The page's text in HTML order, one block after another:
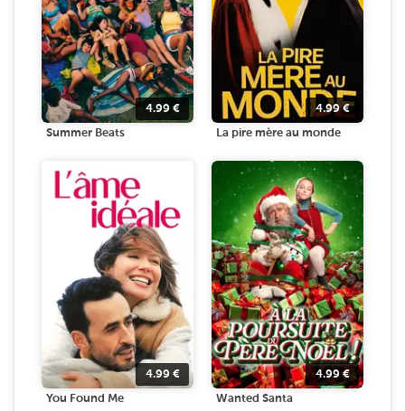
4.99 €
Summer Beats
4.99€
La pire mère au monde
4.99 €
You Found Me
4.99€
Wanted Santa